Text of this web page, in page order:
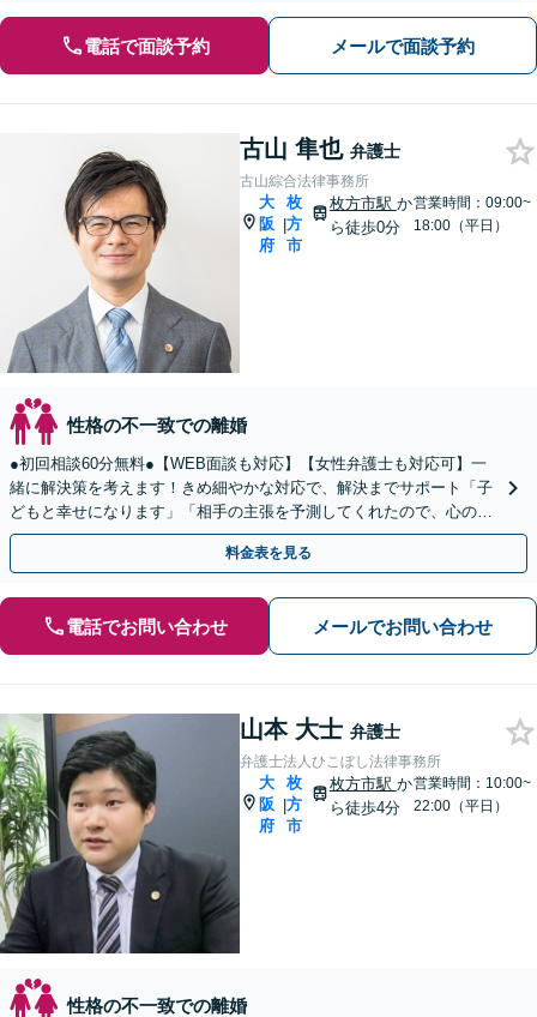
電話で面談予約 メールで面談予約
古山 隼也 弁護士
古山綜合法律事務所
大
阪
府
|
枚
方
市
枚方市駅 か
ら徒歩0分
営業時間：09:00~
18:00（平日）
性格の不一致での離婚
●初回相談60分無料●【WEB面談も対応】【女性弁護士も対応可】一
緒に解決策を考えます！きめ細やかな対応で、解決までサポート「子
どもと幸せになります」「相手の主張を予測してくれたので、心の準
備ができました」など、感謝の声多数【子連れ相談可】
料金表を見る
電話でお問い合わせ メールでお問い合わせ
山本 大士 弁護士
弁護士法人ひこぼし法律事務所
大
阪
府
|
枚
方
市
枚方市駅 か
ら徒歩4分
営業時間：10:00~
22:00（平日）
性格の不一致での離婚